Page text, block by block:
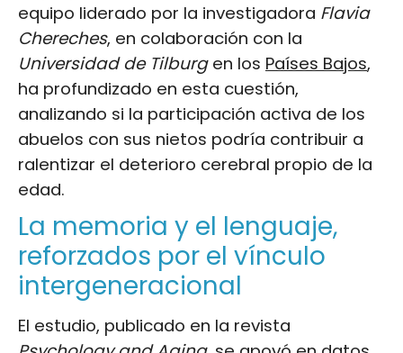
equipo liderado por la investigadora Flavia
Chereches, en colaboración con la
Universidad de Tilburgen los Países Bajos,
ha profundizado en esta cuestión,
analizando si la participación activa de los
abuelos con sus nietos podría contribuir a
ralentizar el deterioro cerebral propio de la
edad.
La memoria y el lenguaje,
reforzados por el vínculo
intergeneracional
El estudio, publicado en la revista